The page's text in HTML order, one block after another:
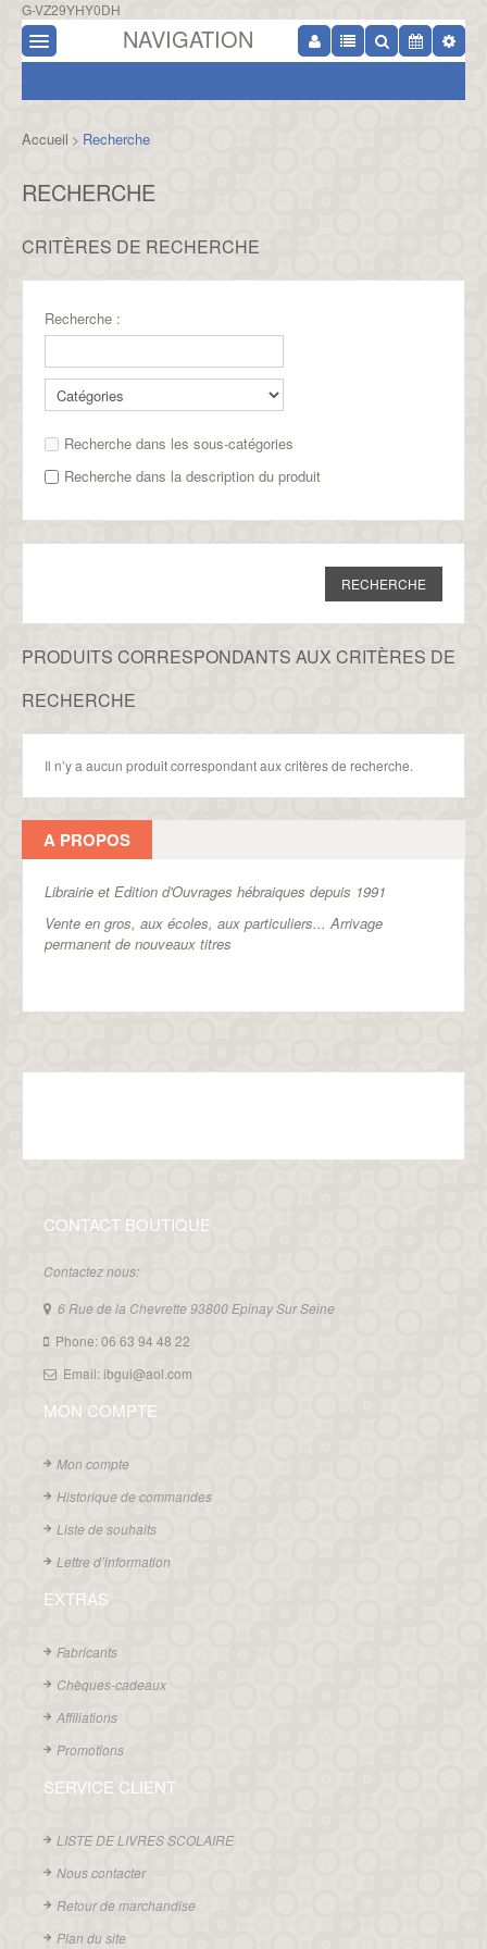
G-VZ29YHY0DH
NAVIGATION
Accueil > Recherche
RECHERCHE
CRITÈRES DE RECHERCHE
Recherche :
Recherche dans les sous-catégories
Recherche dans la description du produit
PRODUITS CORRESPONDANTS AUX CRITÈRES DE
RECHERCHE
Il n’y a aucun produit correspondant aux critères de recherche.
A PROPOS
Librairie et Edition d'Ouvrages hébraiques depuis 1991
Vente en gros, aux écoles, aux particuliers...Arrivage
permanent de nouveaux titres
CONTACT BOUTIQUE
Contactez nous:
6 Rue de la Chevrette 93800 Epinay Sur Seine
Phone: 06 63 94 48 22
Email: ibgui@aol.com
MON COMPTE
Mon compte
Historique de commandes
Liste de souhaits
Lettre d’information
EXTRAS
Fabricants
Chèques-cadeaux
Affiliations
Promotions
SERVICE CLIENT
LISTE DE LIVRES SCOLAIRE
Nous contacter
Retour de marchandise
Plan du site